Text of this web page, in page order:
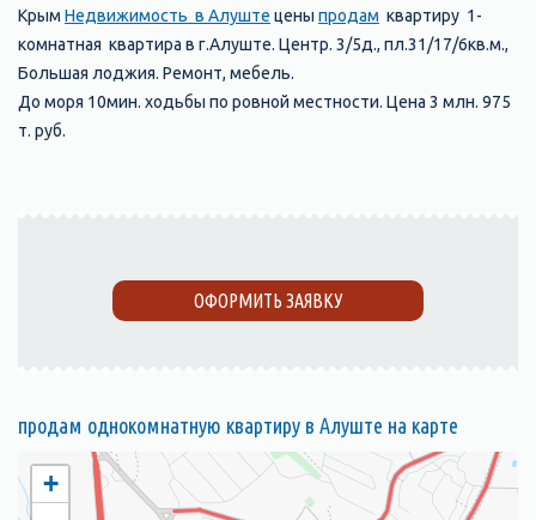
Крым Недвижимость в Алуште цены продам квартиру 1-
комнатная квартира в г.Алуште. Центр. 3/5д., пл.31/17/6кв.м.,
Большая лоджия. Ремонт, мебель.
До моря 10мин. ходьбы по ровной местности. Цена 3 млн. 975
т. руб.
ОФОРМИТЬ ЗАЯВКУ
продам однокомнатную квартиру в Алуште на карте
+